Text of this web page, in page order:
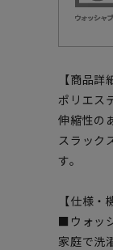
【商品詳
ポリエス
伸縮性の
スラック
す。
【仕様・
■ウォッ
家庭で洗